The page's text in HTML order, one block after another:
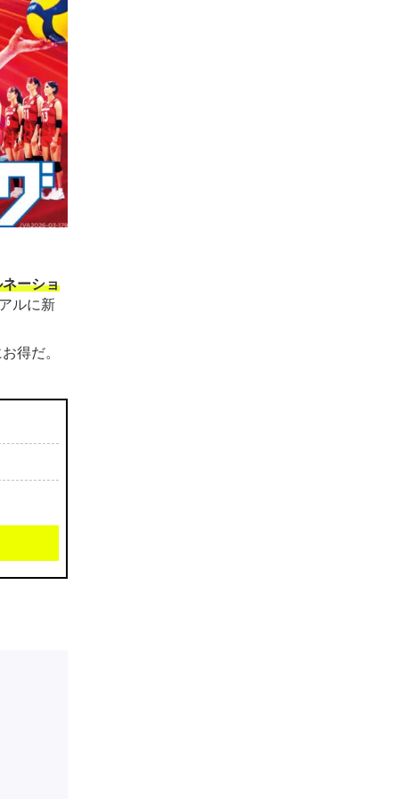
ーショ
ルに新
得だ。